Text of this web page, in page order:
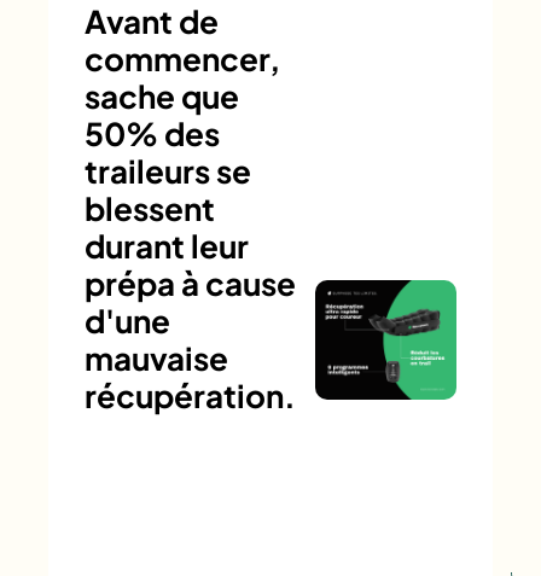
Avant de
commencer,
sache que
50% des
traileurs se
blessent
durant leur
prépa à cause
d'une
mauvaise
récupération.